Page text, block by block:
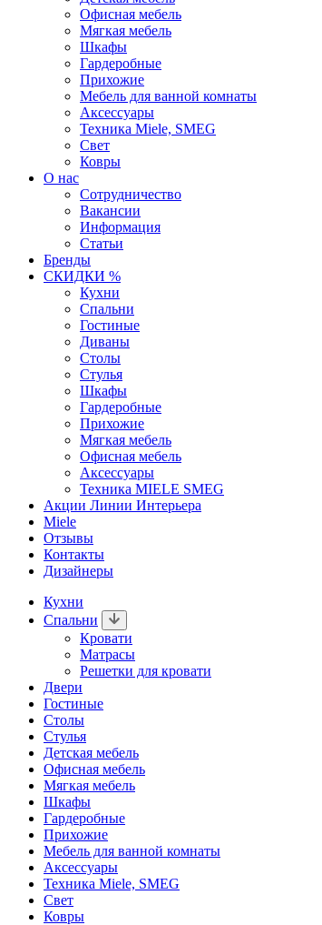
Офисная мебель
Мягкая мебель
Шкафы
Гардеробные
Прихожие
Мебель для ванной комнаты
Аксессуары
Техника Miele, SMEG
Свет
Ковры
О нас
Сотрудничество
Вакансии
Информация
Статьи
Бренды
СКИДКИ %
Кухни
Спальни
Гостиные
Диваны
Столы
Стулья
Шкафы
Гардеробные
Прихожие
Мягкая мебель
Офисная мебель
Аксессуары
Техника MIELE SMEG
Акции Линии Интерьера
Miele
Отзывы
Контакты
Дизайнеры
Кухни
Спальни
Кровати
Матрасы
Решетки для кровати
Двери
Гостиные
Столы
Стулья
Детская мебель
Офисная мебель
Мягкая мебель
Шкафы
Гардеробные
Прихожие
Мебель для ванной комнаты
Аксессуары
Техника Miele, SMEG
Свет
Ковры